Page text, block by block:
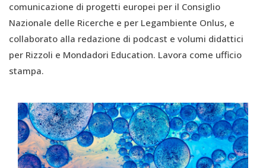
comunicazione di progetti europei per il Consiglio
Nazionale delle Ricerche e per Legambiente Onlus, e
collaborato alla redazione di podcast e volumi didattici
per Rizzoli e Mondadori Education. Lavora come ufficio
stampa.